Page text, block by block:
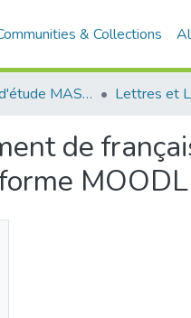
& Collections
Mémoires fin d'étude MASTER et Système classique Lettres et
de